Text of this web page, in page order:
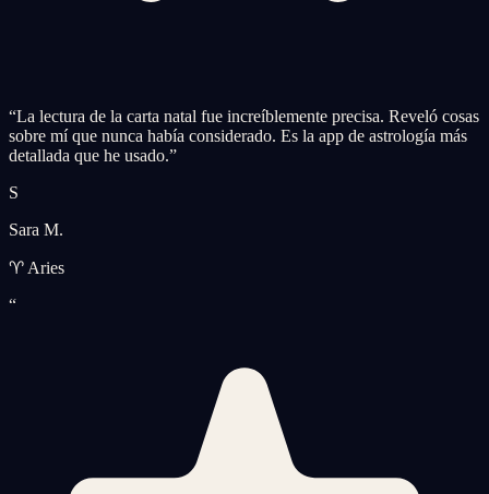
“La lectura de la carta natal fue increíblemente precisa. Reveló cosas
sobre mí que nunca había considerado. Es la app de astrología más
detallada que he usado.”
S
Sara M.
♈ Aries
“